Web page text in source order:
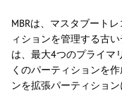
MBRは、マスタブート
ィションを管理する古
は、最大4つのプライマ
くのパーティションを
ンを拡張パーティショ